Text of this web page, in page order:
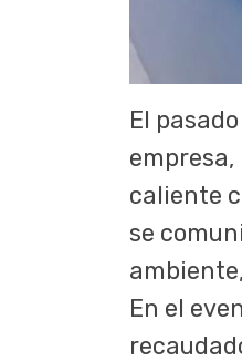
El
empresa,
caliente
se
En el